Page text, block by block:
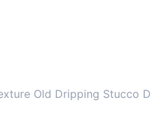
Old Dripping Stucco